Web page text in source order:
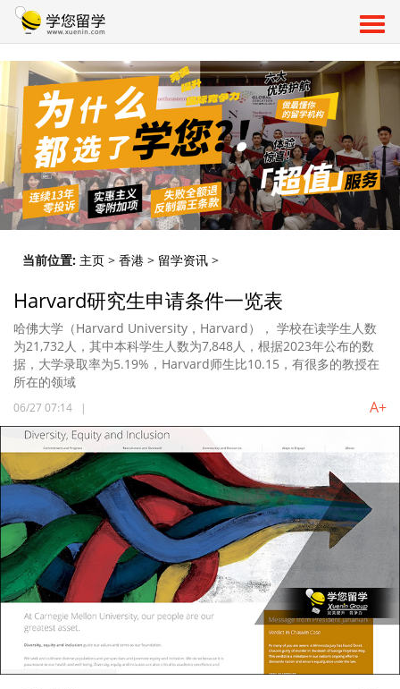
当前位置: 主页 > 香港 > 留学资讯 >
Harvard研究生申请条件一览表
哈佛大学（Harvard University，Harvard）， 学校在读学生人数
为21,732人，其中本科学生人数为7,848人，根据2023年公布的数
据，大学录取率为5.19%，Harvard师生比10.15，有很多的教授在
所在的领域
06/27 07:14 | A+